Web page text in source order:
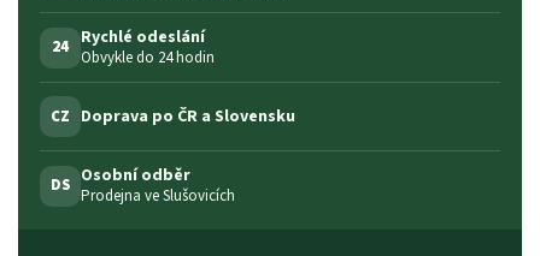
24 Rychlé odeslání
Obvykle do 24 hodin
CZ Doprava po ČR a Slovensku
DS Osobní odběr
Prodejna ve Slušovicích